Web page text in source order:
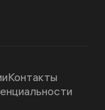
Контакты